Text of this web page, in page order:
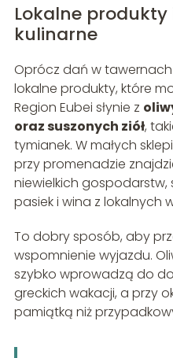
Lokalne
kulinarne
Oprócz dań w
lokalne produkty, które
Region Eubei słynie z
oraz suszonych ziół,
tymianek. W małych
przy promenadzie
niewielkich gospodarstw,
pasiek i wina z lokalnych
To dobry sposób, aby
wspomnienie wyjazdu.
szybko wprowadzą do
greckich wakacji, a przy
pamiątką niż